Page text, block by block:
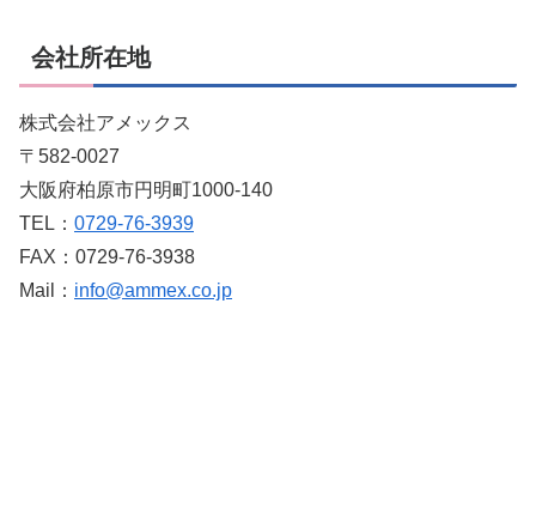
会社所在地
株式会社アメックス
〒582-0027
大阪府柏原市円明町1000-140
TEL： 0729-76-3939
FAX：0729-76-3938
Mail： info@ammex.co.jp